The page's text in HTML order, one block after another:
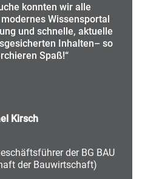
konnten wir alle
Wissensportal
und schnelle, aktuelle
Inhalten– so
Spaß!“
Kirsch
der BG BAU
der Bauwirtschaft)